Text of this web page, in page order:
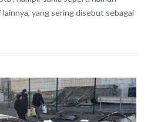
yang sering disebut sebagai